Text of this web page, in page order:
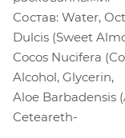
Состав: Water,
Dulcis (Sweet
Cocos Nucifera
Alcohol, Glycerin,
Aloe Barbadensis
Ceteareth-